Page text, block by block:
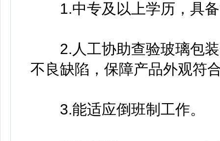
1.中专及以上学历，具备
2.人工协助查验玻璃包装
不良缺陷，保障产品外观符
3.能适应倒班制工作。